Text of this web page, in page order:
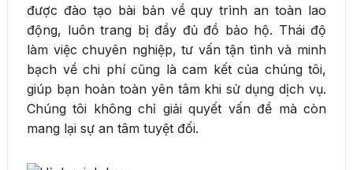
được đào tạo bài bản về quy trình an toàn lao
động, luôn trang bị đầy đủ đồ bảo hộ. Thái độ
làm việc chuyên nghiệp, tư vấn tận tình và minh
bạch về chi phí cũng là cam kết của chúng tôi,
giúp bạn hoàn toàn yên tâm khi sử dụng dịch vụ.
Chúng tôi không chỉ giải quyết vấn đề mà còn
mang lại sự an tâm tuyệt đối.